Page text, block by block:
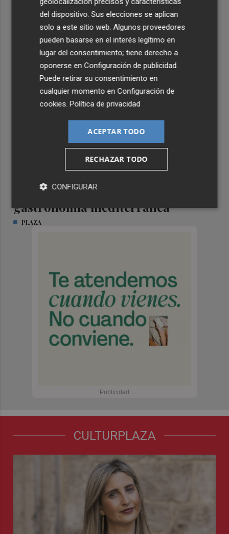
TIERRA DE EMPRESAS
Formar el talento que impulsa la
gastronomía mediterránea
PLAZA
CULTURPLAZA
del dispositivo. Sus elecciones se aplican
solo a este sitio web. Algunos proveedores
pueden basarse en el interés legítimo en
lugar del consentimiento; tiene derecho a
oponerse enConfiguración de publicidad.
Puede retirar su consentimiento en
cualquier momento enConfiguración de
cookies.Política de privacidad
ACEPTAR TODO
RECHAZAR TODO
CONFIGURAR